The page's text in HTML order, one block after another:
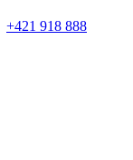
+421 918 888